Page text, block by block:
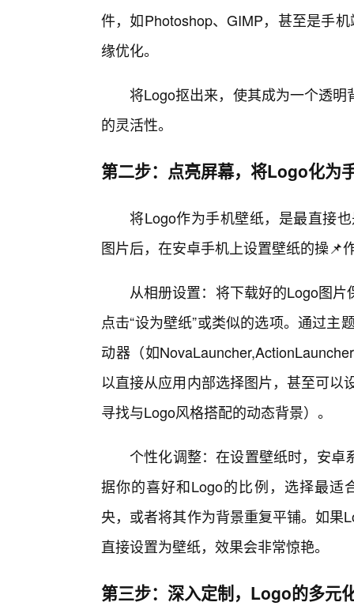
件，如Photoshop、GIMP，甚至是手
缘优化。
将Logo抠出来，使其成为一个透
的灵活性。
第二步：点亮屏幕，将Logo化为
将Logo作为手机壁纸，是最直接
图片后，在安卓手机上设置壁纸的操📌
从相册设置：将下载好的Logo图
点击“设为壁纸”或类似的选项。通过
动器（如
以直接从应用内部选择图片，甚至可
寻找与Logo风格搭配的动态背景）。
个性化调整：在设置壁纸时，安卓
据你的喜好和Logo的比例，选择最适
央，或者将其作为背景重复平铺。如果
直接设置为壁纸，效果会非常惊艳。
第三步：深入定制，Logo的多元